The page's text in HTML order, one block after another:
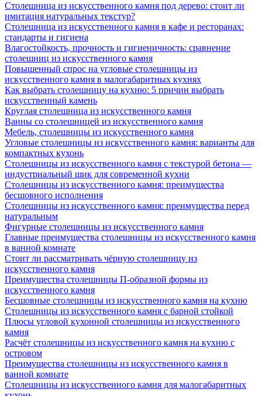
Столешница из искусственного камня под дерево: стоит ли
имитация натуральных текстур?
Столешница из искусственного камня в кафе и ресторанах:
стандарты и гигиена
Влагостойкость, прочность и гигиеничность: сравнение
столешниц из искусственного камня
Повышенный спрос на угловые столешницы из
искусственного камня в малогабаритных кухнях
Как выбрать столешницу на кухню: 5 причин выбрать
искусственный камень
Круглая столешница из искусственного камня
Ванны со столешницей из искусственного камня
Мебель, столешницы из искусственного камня
Угловые столешницы из искусственного камня: варианты для
компактных кухонь
Столешницы из искусственного камня с текстурой бетона —
индустриальный шик для современной кухни
Столешницы из искусственного камня: преимущества
бесшовного исполнения
Столешницы из искусственного камня: преимущества перед
натуральным
Фигурные столешницы из искусственного камня
Главные преимущества столешницы из искусственного камня
в ванной комнате
Стоит ли рассматривать чёрную столешницу из
искусственного камня
Преимущества столешницы П-образной формы из
искусственного камня
Бесшовные столешницы из искусственного камня на кухню
Столешницы из искусственного камня с барной стойкой
Плюсы угловой кухонной столешницы из искусственного
камня
Расчёт столешницы из искусственного камня на кухню с
островом
Преимущества столешницы из искусственного камня в
ванной комнате
Столешницы из искусственного камня для малогабаритных